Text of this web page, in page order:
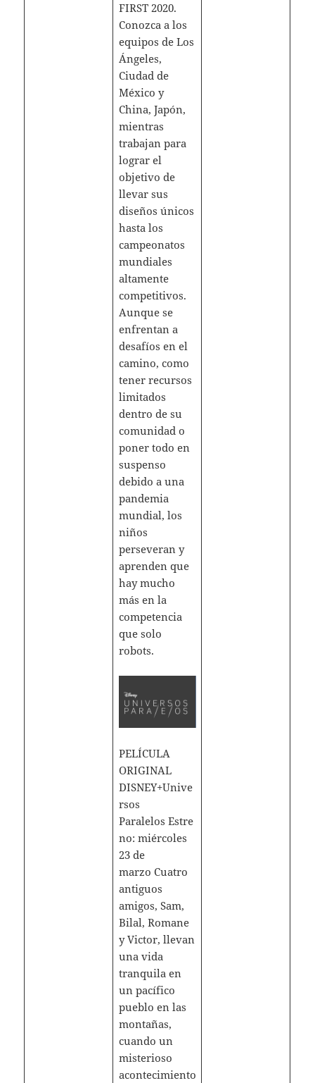
FIRST 2020.
Conozca a los
equipos de Los
Ángeles,
Ciudad de
México y
China, Japón,
mientras
trabajan para
lograr el
objetivo de
llevar sus
diseños únicos
hasta los
campeonatos
mundiales
altamente
competitivos.
Aunque se
enfrentan a
desafíos en el
camino, como
tener recursos
limitados
dentro de su
comunidad o
poner todo en
suspenso
debido a una
pandemia
mundial, los
niños
perseveran y
aprenden que
hay mucho
más en la
competencia
que solo
robots.
PELÍCULA
ORIGINAL
DISNEY+Unive
rsos
Paralelos Estre
no: miércoles
23 de
marzo Cuatro
antiguos
amigos, Sam,
Bilal, Romane
y Victor, llevan
una vida
tranquila en
un pacífico
pueblo en las
montañas,
cuando un
misterioso
acontecimiento